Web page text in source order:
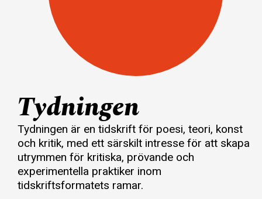
Tydningen
Tydningen är en tidskrift för poesi, teori, konst
och kritik, med ett särskilt intresse för att skapa
utrymmen för kritiska, prövande och
experimentella praktiker inom
tidskriftsformatets ramar.